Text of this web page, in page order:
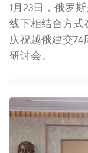
1月23日，俄罗
线下相结合方式
庆祝越俄建交74
研讨会。